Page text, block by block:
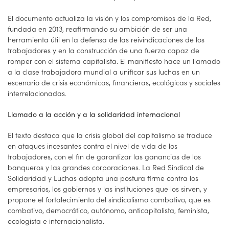
El documento actualiza la visión y los compromisos de la Red,
fundada en 2013, reafirmando su ambición de ser una
herramienta útil en la defensa de las reivindicaciones de los
trabajadores y en la construcción de una fuerza capaz de
romper con el sistema capitalista. El manifiesto hace un llamado
a la clase trabajadora mundial a unificar sus luchas en un
escenario de crisis económicas, financieras, ecológicas y sociales
interrelacionadas.
Llamado a la acción y a la solidaridad internacional
El texto destaca que la crisis global del capitalismo se traduce
en ataques incesantes contra el nivel de vida de los
trabajadores, con el fin de garantizar las ganancias de los
banqueros y las grandes corporaciones. La Red Sindical de
Solidaridad y Luchas adopta una postura firme contra los
empresarios, los gobiernos y las instituciones que los sirven, y
propone el fortalecimiento del sindicalismo combativo, que es
combativo, democrático, autónomo, anticapitalista, feminista,
ecologista e internacionalista.